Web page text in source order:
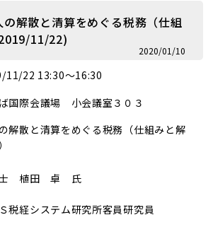
解散と清算をめぐる税務（仕組
11/22)
2020/01/10
11/22 13:30～16:30
国際会議場 小会議室３０３
解散と清算をめぐる税務（仕組みと解
士 植田 卓 氏
税経システム研究所客員研究員